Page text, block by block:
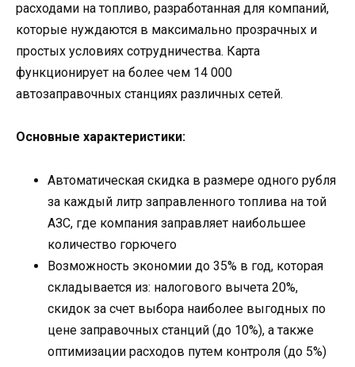
расходами на топливо, разработанная для компаний,
которые нуждаются в максимально прозрачных и
простых условиях сотрудничества. Карта
функционирует на более чем 14 000
автозаправочных станциях различных сетей.
Основные характеристики:
Автоматическая скидка в размере одного рубля
за каждый литр заправленного топлива на той
АЗС, где компания заправляет наибольшее
количество горючего
Возможность экономии до 35% в год, которая
складывается из: налогового вычета 20%,
скидок за счет выбора наиболее выгодных по
цене заправочных станций (до 10%), а также
оптимизации расходов путем контроля (до 5%)